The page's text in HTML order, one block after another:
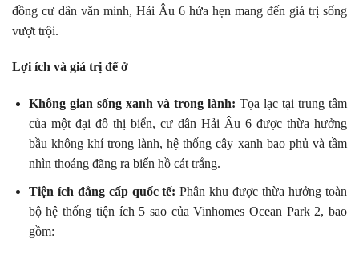
đồng cư dân văn minh, Hải Âu 6 hứa hẹn mang đến giá trị sống
vượt trội.
Lợi ích và giá trị để ở
Không gian sống xanh và trong lành: Tọa lạc tại trung tâm
của một đại đô thị biển, cư dân Hải Âu 6 được thừa hưởng
bầu không khí trong lành, hệ thống cây xanh bao phủ và tầm
nhìn thoáng đãng ra biển hồ cát trắng.
Tiện ích đẳng cấp quốc tế: Phân khu được thừa hưởng toàn
bộ hệ thống tiện ích 5 sao của Vinhomes Ocean Park 2, bao
gồm: